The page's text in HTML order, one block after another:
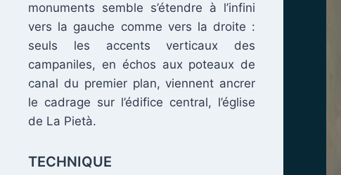
monuments semble s’étendre à l’infini
vers la gauche comme vers la droite :
seuls les accents verticaux des
campaniles, en échos aux poteaux de
canal du premier plan, viennent ancrer
le cadrage sur l’édifice central, l’église
de La Pietà.
.
TECHNIQUE